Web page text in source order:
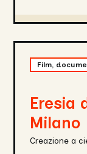
Film,
Eresia
Milano
della
felicità
Milano
Creazione a